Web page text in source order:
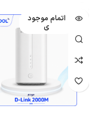
اتمام موجود
ی